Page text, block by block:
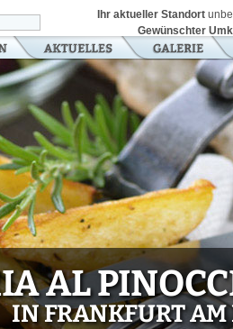
Ihr aktueller Standort
Gewünschter
AL
IN FRANKFURT